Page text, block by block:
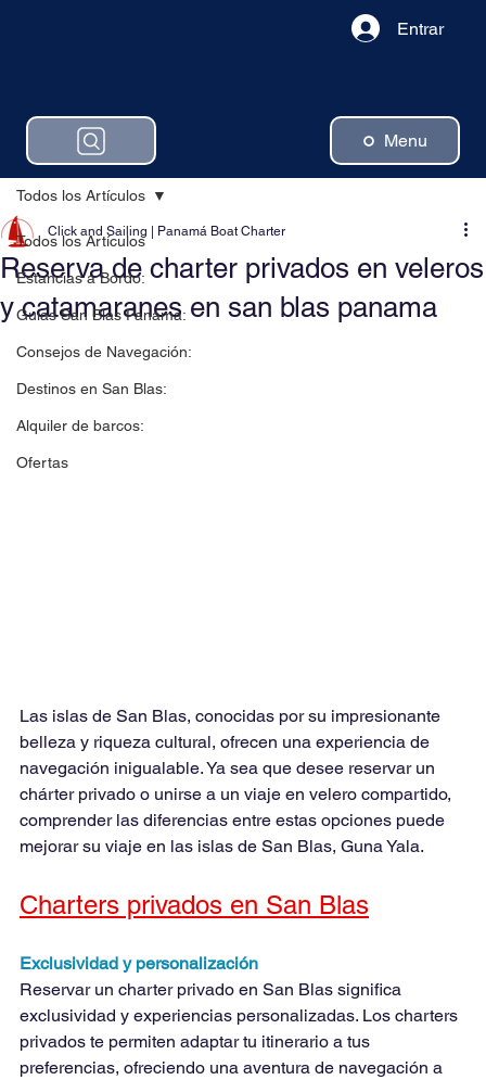
Menu
Entrar
Todos los Artículos
Estancias a Bordo:
Guias San Blas Panama:
Consejos de Navegación:
Destinos en San Blas:
Alquiler de barcos:
Ofertas
Todos los Artículos
Reserva de charter privados en veleros
y catamaranes en san blas panama
Click and Sailing | Panamá Boat Charter
Las islas de San Blas, conocidas por su impresionante
belleza y riqueza cultural, ofrecen una experiencia de
navegación inigualable. Ya sea que desee reservar un
chárter privado o unirse a un viaje en velero compartido,
comprender las diferencias entre estas opciones puede
mejorar su viaje en las islas de San Blas, Guna Yala.
Charters privados en San Blas
Exclusividad y personalización
Reservar un charter privado en San Blas significa
exclusividad y experiencias personalizadas. Los charters
privados te permiten adaptar tu itinerario a tus
preferencias, ofreciendo una aventura de navegación a